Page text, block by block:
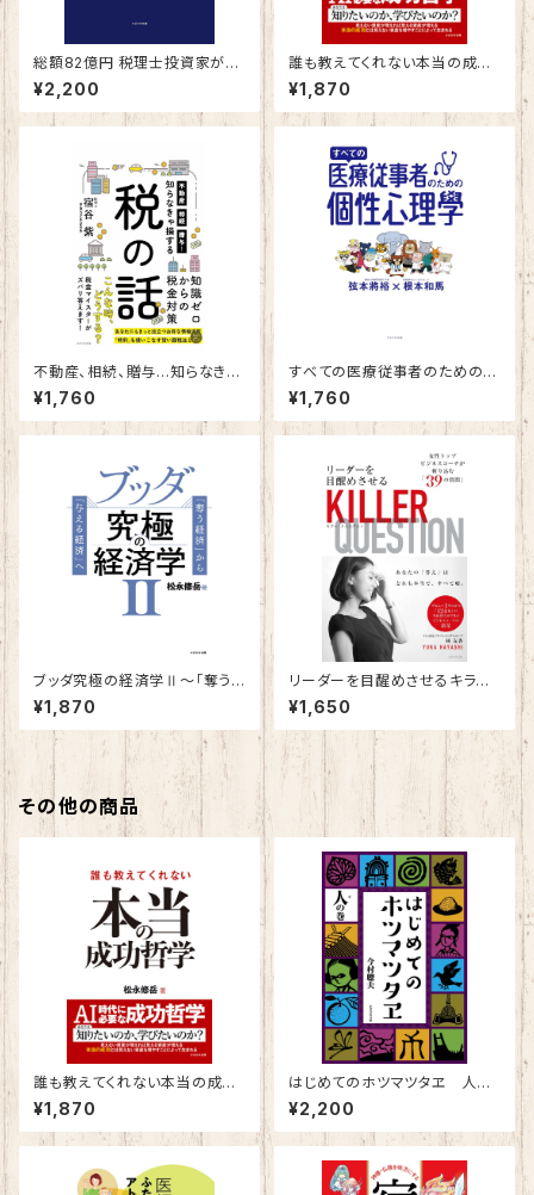
総額82億円 税理士投資家が明
かす 「買い続ける」ための決算
書戦略
¥2,200
誰も教えてくれない本当の成功
哲学
¥1,870
不動産、相続、贈与…知らなきゃ
損する税の話
¥1,760
すべての医療従事者のための個
性心理學
¥1,760
ブッダ究極の経済学Ⅱ～「奪う
経済」から「与える経済」へ～
¥1,870
リーダーを目醒めさせるキラー・
クエスチョン～女性トップコーチ
が斬り込む「39」の質問～
¥1,650
その他の商品
誰も教えてくれない本当の成功
哲学
¥1,870
はじめてのホツマツタヱ 人の
巻
¥2,200